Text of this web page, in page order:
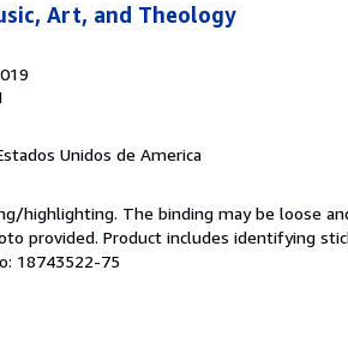
Art, and Theology
Unidos de America
highlighting. The binding may be loose
provided. Product includes identifying
18743522-75